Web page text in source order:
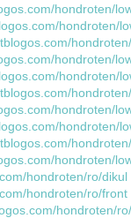
hondroten/
hondroten/
hondroten/
hondroten/
hondroten/
hondroten/
hondroten/
hondroten/ro/dikul
hondroten/ro/front
hondroten/